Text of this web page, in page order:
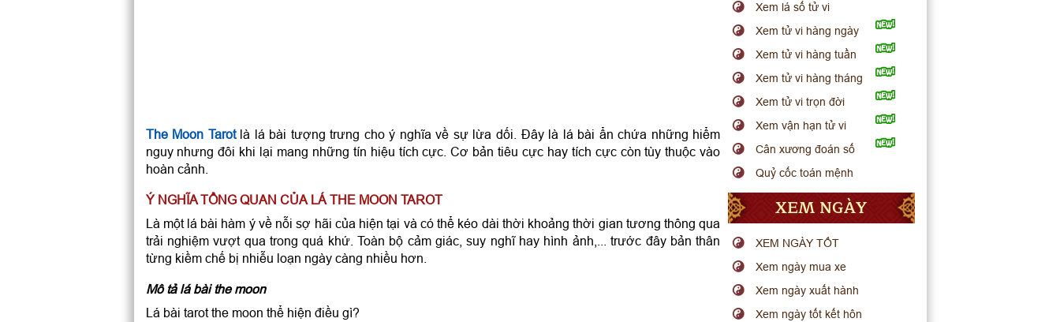
The Moon Tarotlà lá bài tượng trưng cho ý nghĩa về sự lừa dối. Đây là lá bài ẩn chứa những hiểm
nguy nhưng đôi khi lại mang những tín hiệu tích cực. Cơ bản tiêu cực hay tích cực còn tùy thuộc vào
hoàn cảnh.
Ý NGHĨA TỔNG QUAN CỦA LÁ THE MOON TAROT
Là một lá bài hàm ý về nỗi sợ hãi của hiện tại và có thể kéo dài thời khoảng thời gian tương thông qua
trải nghiệm vượt qua trong quá khứ. Toàn bộ cảm giác, suy nghĩ hay hình ảnh,... trước đây bản thân
từng kiềm chế bị nhiễu loạn ngày càng nhiều hơn.
Mô tả lá bài the moon
Lá bài tarot the moon thể hiện điều gì?
Xem lá số tử vi
Xem tử vi hàng ngày
Xem tử vi hàng tuần
Xem tử vi hàng tháng
Xem tử vi trọn đời
Xem vận hạn tử vi
Cân xương đoán số
Quỷ cốc toán mệnh
XEM NGÀY
XEM NGÀY TỐT
Xem ngày mua xe
Xem ngày xuất hành
Xem ngày tốt kết hôn